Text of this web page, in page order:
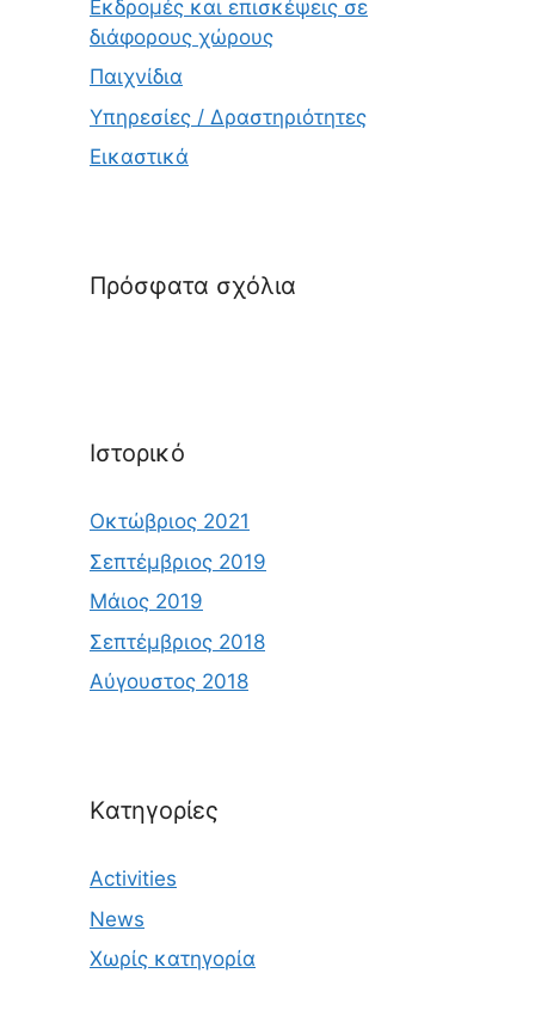
Εκδρομές και επισκέψεις σε
διάφορους χώρους
Παιχνίδια
Υπηρεσίες / Δραστηριότητες
Εικαστικά
Πρόσφατα σχόλια
Ιστορικό
Οκτώβριος 2021
Σεπτέμβριος 2019
Μάιος 2019
Σεπτέμβριος 2018
Αύγουστος 2018
Kατηγορίες
Activities
News
Χωρίς κατηγορία